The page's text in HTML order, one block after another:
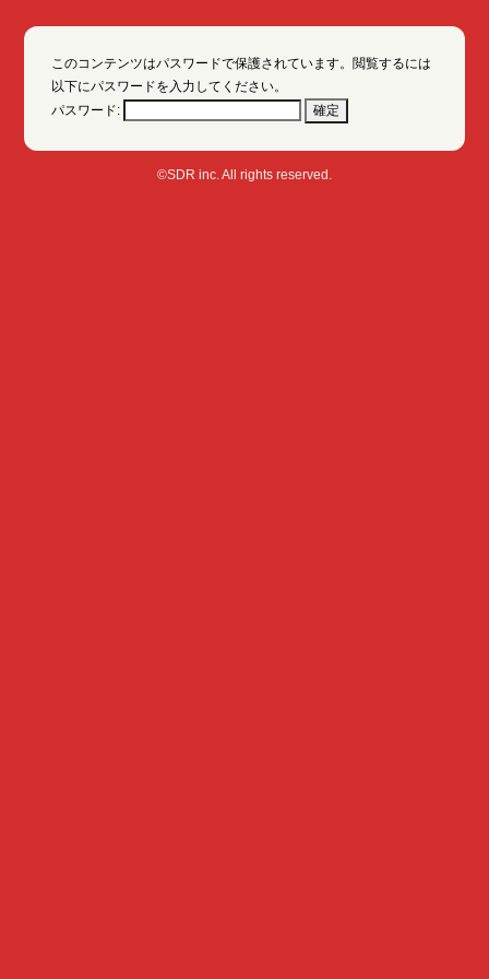
このコンテンツはパスワードで保護されています。閲覧するには
以下にパスワードを入力してください。
パスワード:
©SDR inc. All rights reserved.